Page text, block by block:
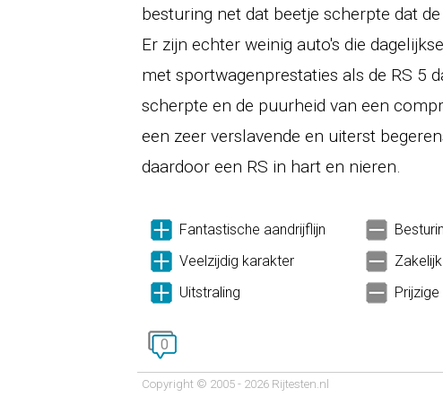
besturing net dat beetje scherpte dat
Er zijn echter weinig auto's die
met sportwagenprestaties als de RS 5
scherpte en de puurheid van een
een zeer verslavende en uiterst
daardoor een RS in hart en nieren.
Fantastische aandrijflijn
Veelzijdig karakter
Uitstraling
0
Copyright © 2005 - 2026 Rijtesten.nl